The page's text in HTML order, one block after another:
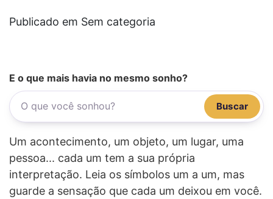
Publicado em Sem categoria
E o que mais havia no mesmo sonho?
Buscar
Um acontecimento, um objeto, um lugar, uma
pessoa... cada um tem a sua própria
interpretação. Leia os símbolos um a um, mas
guarde a sensação que cada um deixou em você.